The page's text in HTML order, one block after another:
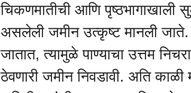
चिकणमातीची आणि पृष्ठभागाखाली
असलेली जमीन उत्कृष्ट मानली
जातात, त्यामुळे पाण्याचा उत्तम
ठेवणारी जमीन निवडावी. अति